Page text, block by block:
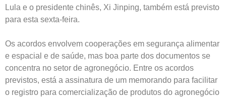
Lula e o presidente chinês, Xi Jinping, também está previsto
para esta sexta-feira.
Os acordos envolvem cooperações em segurança alimentar
e espacial e de saúde, mas boa parte dos documentos se
concentra no setor de agronegócio. Entre os acordos
previstos, está a assinatura de um memorando para facilitar
o registro para comercialização de produtos do agronegócio